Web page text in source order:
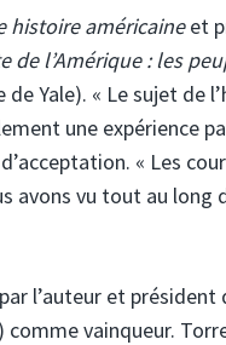
histoire américaineet
de l’Amérique : les
Yale). « Le sujet de
une expérience
« Les
avons vu tout au
l’auteur et président
comme vainqueur.